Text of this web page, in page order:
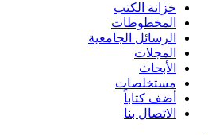
خزانة الكتب
المخطوطات
الرسائل الجامعية
المجلات
الأبحاث
مستخلصات
أضف كتاباً
الاتصال بنا